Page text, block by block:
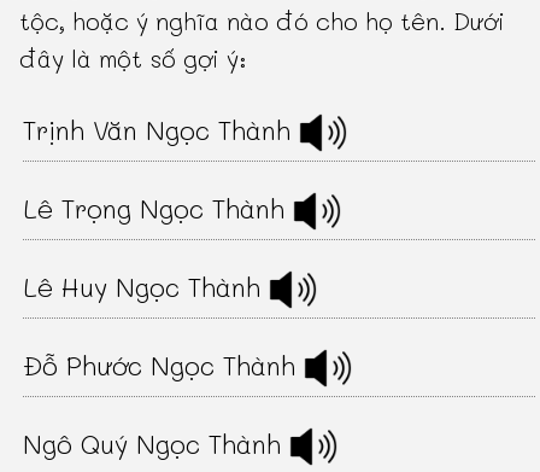
tộc, hoặc ý nghĩa nào đó cho họ tên. Dưới
đây là một số gợi ý:
Trịnh Văn Ngọc Thành
Lê Trọng Ngọc Thành
Lê Huy Ngọc Thành
Đỗ Phước Ngọc Thành
Ngô Quý Ngọc Thành